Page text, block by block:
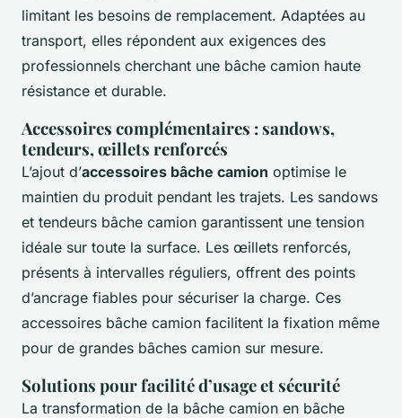
limitant les besoins de remplacement. Adaptées au
transport, elles répondent aux exigences des
professionnels cherchant une bâche camion haute
résistance et durable.
Accessoires complémentaires : sandows,
tendeurs, œillets renforcés
L’ajout d’accessoires bâche camion optimise le
maintien du produit pendant les trajets. Les sandows
et tendeurs bâche camion garantissent une tension
idéale sur toute la surface. Les œillets renforcés,
présents à intervalles réguliers, offrent des points
d’ancrage fiables pour sécuriser la charge. Ces
accessoires bâche camion facilitent la fixation même
pour de grandes bâches camion sur mesure.
Solutions pour facilité d’usage et sécurité
La transformation de la bâche camion en bâche